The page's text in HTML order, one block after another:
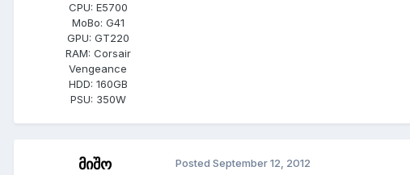
CPU: E5700
MoBo: G41
GPU: GT220
RAM: Corsair
Vengeance
HDD: 160GB
PSU: 350W
მიშო Posted September 12, 2012